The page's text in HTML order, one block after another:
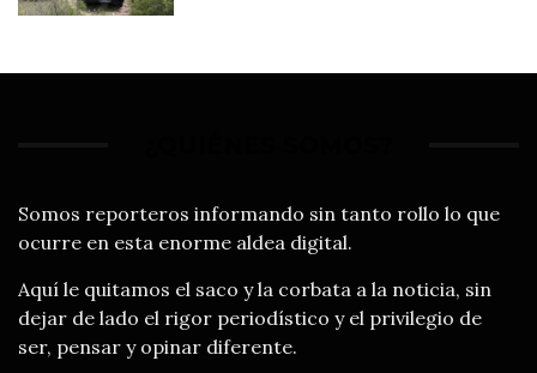
Somos reporteros informando sin tanto rollo lo que
ocurre en esta enorme aldea digital.
Aquí le quitamos el saco y la corbata a la noticia, sin
dejar de lado el rigor periodístico y el privilegio de
ser, pensar y opinar diferente.